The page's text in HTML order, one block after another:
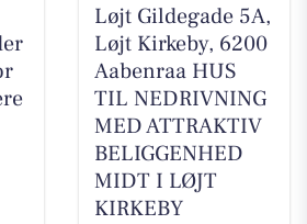
Løjt Gildegade 5A,
Løjt Kirkeby, 6200
Aabenraa HUS
TIL NEDRIVNING
MED ATTRAKTIV
BELIGGENHED
MIDT I LØJT
KIRKEBY